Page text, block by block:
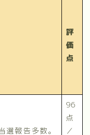
評
価
点
選報告多数。
96
点
／